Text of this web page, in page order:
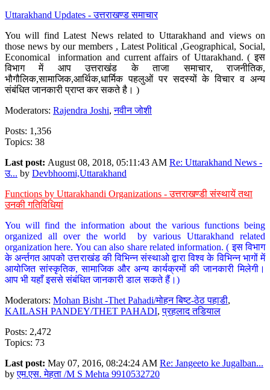
Uttarakhand Updates - उत्तराखण्ड समाचार
You will find Latest News related to Uttarakhand and views on
those news by our members , Latest Political ,Geographical, Social,
Economical information and current affairs of Uttarakhand. ( इस
विभाग में आप उत्तराखंड के ताजा समाचार, राजनीतिक,
भौगौलिक,सामाजिक,आर्थिक,धार्मिक पहलुओं पर सदस्यों के विचार व अन्य
संबंधित जानकारी प्राप्त कर सकते है। )
Moderators: Rajendra Joshi,नवीन जोशी
Posts: 1,356
Topics: 38
Last post: August 08, 2018, 05:11:43 AM Re: Uttarakhand News -
उ... by Devbhoomi,Uttarakhand
Functions by Uttarakhandi Organizations - उत्तराखण्डी संस्थायें तथा
उनकी गतिविधियां
You will find the information about the various functions being
organized all over the world by various Uttarakhand related
organization here. You can also share related information. ( इस विभाग
के अर्न्तगत आपको उत्तराखंड की विभिन्न संस्थाओ द्वारा विश्व के विभिन्न भागों में
आयोजित सांस्कृतिक, सामाजिक और अन्य कार्यक्रमों की जानकारी मिलेगी।
आप भी यहाँ इससे संबंधित जानकारी डाल सकते हैं।)
Moderators: Mohan Bisht -Thet Pahadi/मोहन बिष्ट-ठेठ पहाडी,
KAILASH PANDEY/THET PAHADI,प्रहलाद तडियाल
Posts: 2,472
Topics: 73
Last post: May 07, 2016, 08:24:24 AM Re: Jangeeto ke Jugalban...
byएम.एस. मेहता /M S Mehta 9910532720